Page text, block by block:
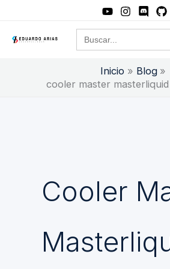
contenido
Buscar:
Inicio
Blog
cooler master
Cooler